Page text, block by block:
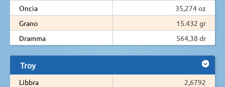
Oncia
35,274 oz
Grano
15.432 gr
Dramma
564,38 dr
Troy
Libbra
2,6792